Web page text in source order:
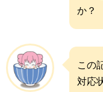
か？
この
対応